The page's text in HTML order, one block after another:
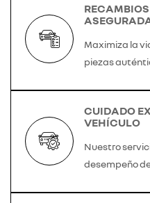
Maximiza la
piezas
CUIDADO
VEHÍCULO
Nuestro
desempeño